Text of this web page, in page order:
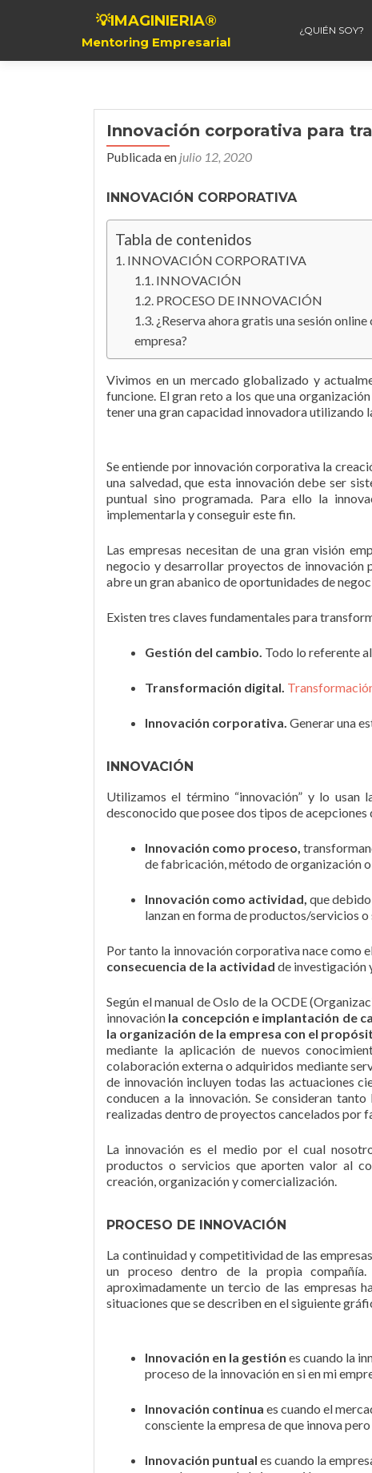
💡IMAGINIERIA®
Mentoring Empresarial
¿QUIÉN SOY?
Innovación corporativa para
Publicada en julio 12, 2020
INNOVACIÓN CORPORATIVA
Tabla de contenidos
INNOVACIÓN CORPORATIVA
INNOVACIÓN
PROCESO DE INNOVACIÓN
¿Reserva ahora gratis una sesión
empresa?
Vivimos en un mercado globalizado y
funcione. El gran reto a los que una
tener una gran capacidad innovadora utilizando
Se entiende por innovación corporativa la
una salvedad, que esta innovación debe ser
puntual sino programada. Para ello la
implementarla y conseguir este fin.
Las empresas necesitan de una gran visión
negocio y desarrollar proyectos de
abre un gran abanico de oportunidades de
Existen tres claves fundamentales para
Gestión del cambio. Todo lo referente
Transformación digital.
Innovación corporativa. Generar una
INNOVACIÓN
Utilizamos el término “innovación” y lo usan
desconocido que posee dos tipos de acepciones
Innovación como proceso,
de fabricación, método de organización
Innovación como actividad, que
lanzan en forma de productos/servicios
Por tanto la innovación corporativa nace como
consecuencia de la actividad de investigación
Según el manual de Oslo de la OCDE
innovación la concepción e implantación de
la organización de la empresa con el
mediante la aplicación de nuevos
colaboración externa o adquiridos mediante
de innovación incluyen todas las actuaciones
conducen a la innovación. Se consideran
realizadas dentro de proyectos cancelados por
La innovación es el medio por el cual
productos o servicios que aporten valor al
creación, organización y comercialización.
PROCESO DE INNOVACIÓN
La continuidad y competitividad de las
un proceso dentro de la propia
aproximadamente un tercio de las empresas
situaciones que se describen en el siguiente
Innovación en la gestión es cuando la
proceso de la innovación en si en mi
Innovación continua es cuando el
consciente la empresa de que innova
Innovación puntual es cuando la